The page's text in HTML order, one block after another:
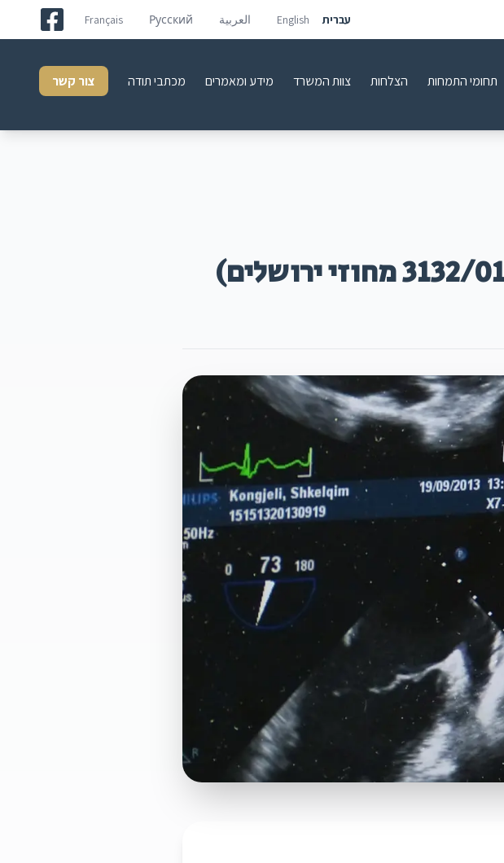
עברית English العربية Русский
Français
תחומי התמחות הצלחות צוות המשרד מידע ומאמרים מכתבי תודה צור קשר